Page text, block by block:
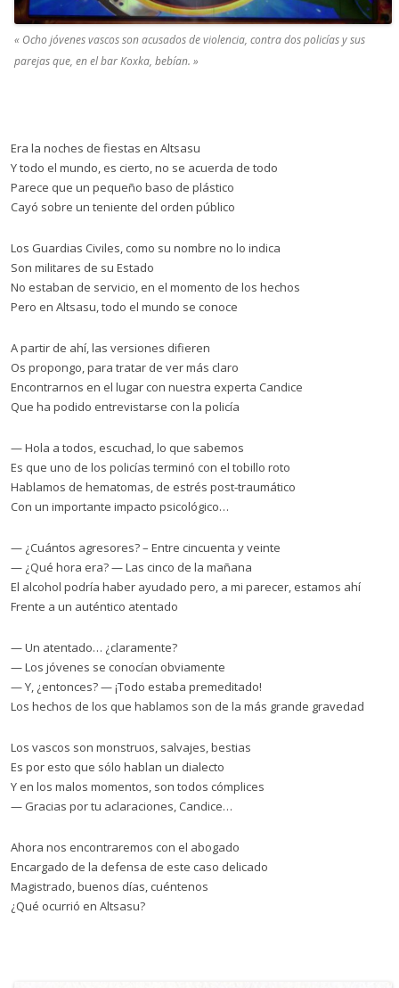
« Ocho jóvenes vascos son acusados de violencia, contra dos policías y sus
parejas que, en el bar Koxka, bebían. »
Era la noches de fiestas en Altsasu
Y todo el mundo, es cierto, no se acuerda de todo
Parece que un pequeño baso de plástico
Cayó sobre un teniente del orden público
Los Guardias Civiles, como su nombre no lo indica
Son militares de su Estado
No estaban de servicio, en el momento de los hechos
Pero en Altsasu, todo el mundo se conoce
A partir de ahí, las versiones difieren
Os propongo, para tratar de ver más claro
Encontrarnos en el lugar con nuestra experta Candice
Que ha podido entrevistarse con la policía
— Hola a todos, escuchad, lo que sabemos
Es que uno de los policías terminó con el tobillo roto
Hablamos de hematomas, de estrés post-traumático
Con un importante impacto psicológico…
— ¿Cuántos agresores? – Entre cincuenta y veinte
— ¿Qué hora era? — Las cinco de la mañana
El alcohol podría haber ayudado pero, a mi parecer, estamos ahí
Frente a un auténtico atentado
— Un atentado… ¿claramente?
— Los jóvenes se conocían obviamente
— Y, ¿entonces? — ¡Todo estaba premeditado!
Los hechos de los que hablamos son de la más grande gravedad
Los vascos son monstruos, salvajes, bestias
Es por esto que sólo hablan un dialecto
Y en los malos momentos, son todos cómplices
— Gracias por tu aclaraciones, Candice…
Ahora nos encontraremos con el abogado
Encargado de la defensa de este caso delicado
Magistrado, buenos días, cuéntenos
¿Qué ocurrió en Altsasu?